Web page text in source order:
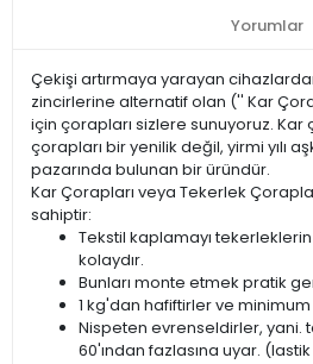
Yorumlar
Çekişi artırmaya yarayan
zincirlerine alternatif olan ('' Kar
için çorapları sizlere sunuyoruz. Kar
çorapları bir yenilik değil, yirmi yılı
pazarında bulunan bir üründür.
Kar Çorapları veya Tekerlek
sahiptir:
Tekstil kaplamayı
kolaydır.
Bunları monte etmek pratik
1 kg'dan hafiftirler ve
Nispeten evrenseldirler, yani.
60'ından fazlasına uyar.